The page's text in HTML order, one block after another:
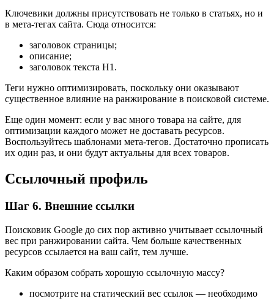
Ключевики должны присутствовать не только в статьях, но и
в мета-тегах сайта. Сюда относится:
заголовок страницы;
описание;
заголовок текста Н1.
Теги нужно оптимизировать, поскольку они оказывают
существенное влияние на ранжирование в поисковой системе.
Еще один момент: если у вас много товара на сайте, для
оптимизации каждого может не доставать ресурсов.
Воспользуйтесь шаблонами мета-тегов. Достаточно прописать
их один раз, и они будут актуальны для всех товаров.
Ссылочный профиль
Шаг 6. Внешние ссылки
Поисковик Google до сих пор активно учитывает ссылочный
вес при ранжировании сайта. Чем больше качественных
ресурсов ссылается на ваш сайт, тем лучше.
Каким образом собрать хорошую ссылочную массу?
посмотрите на статический вес ссылок — необходимо